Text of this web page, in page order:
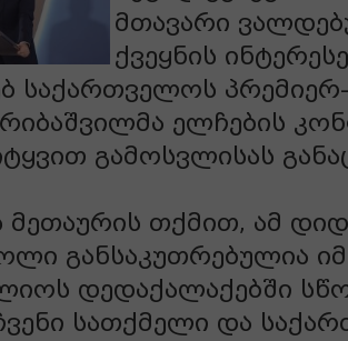
მთავარი
ქვეყნის
საქართველოს
ელჩების
გამოსვლისას
თქმით, ამ დიდ
განსაკუთრებულია
დედაქალაქებში
სათქმელი და